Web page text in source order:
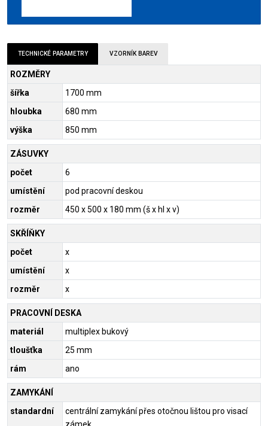
TECHNICKÉ PARAMETRY VZORNÍK BAREV
ROZMĚRY
šířka
1700 mm
hloubka
680 mm
výška
850 mm
ZÁSUVKY
počet
6
umístění
pod pracovní deskou
rozměr
450 x 500 x 180 mm (š x hl x v)
SKŘÍŇKY
počet
x
umístění
x
rozměr
x
PRACOVNÍ DESKA
materiál
multiplex bukový
tloušťka
25 mm
rám
ano
ZAMYKÁNÍ
standardní
centrální zamykání přes otočnou lištou pro visací